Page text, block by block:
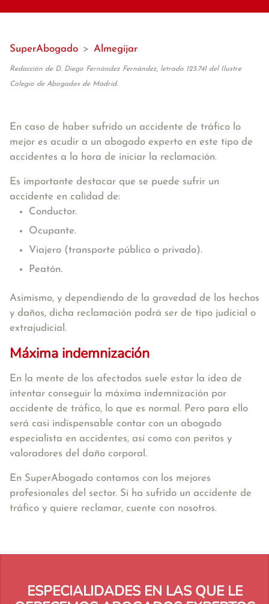
SuperAbogado > Almegíjar
Redacción de D. Diego Fernández Fernández, letrado 125.741 del Ilustre
Colegio de Abogados de Madrid.
En caso de haber sufrido un accidente de tráfico lo
mejor es acudir a un abogado experto en este tipo de
accidentes a la hora de iniciar la reclamación.
Es importante destacar que se puede sufrir un
accidente en calidad de:
Conductor.
Ocupante.
Viajero (transporte público o privado).
Peatón.
Asimismo, y dependiendo de la gravedad de los hechos
y daños, dicha reclamación podrá ser de tipo judicial o
extrajudicial.
Máxima indemnización
En la mente de los afectados suele estar la idea de
intentar conseguir la máxima indemnización por
accidente de tráfico, lo que es normal. Pero para ello
será casi indispensable contar con un abogado
especialista en accidentes, así como con peritos y
valoradores del daño corporal.
En SuperAbogado contamos con los mejores
profesionales del sector. Si ha sufrido un accidente de
tráfico y quiere reclamar, cuente con nosotros.
ESPECIALIDADES EN LAS QUE LE